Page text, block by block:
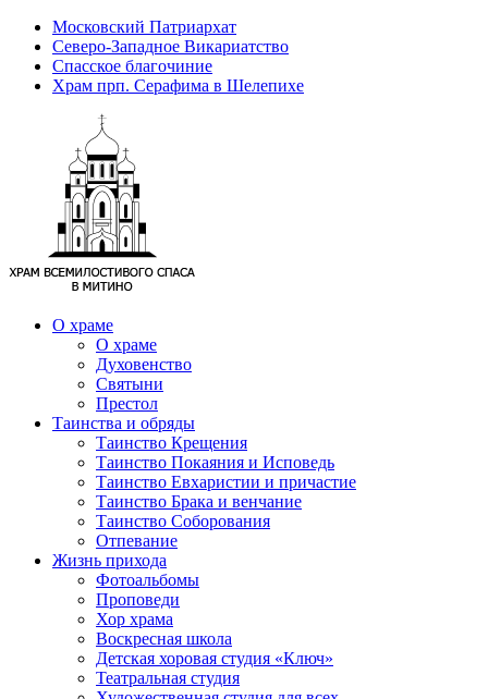
Московский Патриархат
Северо-Западное Викариатство
Спасское благочиние
Храм прп. Серафима в Шелепихе
О храме
О храме
Духовенство
Святыни
Престол
Таинства и обряды
Таинство Крещения
Таинство Покаяния и Исповедь
Таинство Евхаристии и причастие
Таинство Брака и венчание
Таинство Соборования
Отпевание
Жизнь прихода
Фотоальбомы
Проповеди
Хор храма
Воскресная школа
Детская хоровая студия «Ключ»
Театральная студия